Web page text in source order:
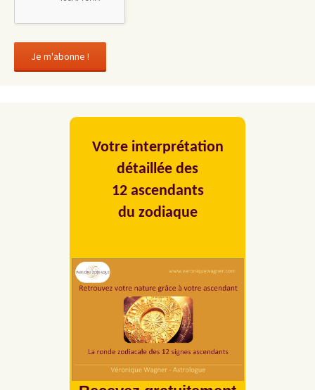
Votre interprétation
détaillée des
12 ascendants
du zodiaque